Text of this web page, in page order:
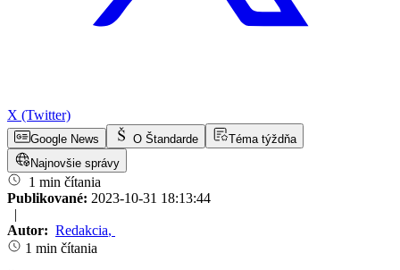
X (Twitter)
Google News O Štandarde
Téma týždňa
Najnovšie správy
1 min čítania
Publikované: 2023-10-31 18:13:44
|
Autor: Redakcia,
1 min čítania